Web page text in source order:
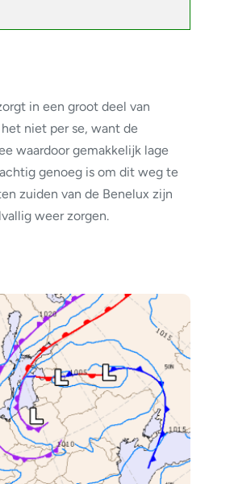
in een groot deel van
niet per se, want de
waardoor gemakkelijk lage
genoeg is om dit weg te
zuiden van de Benelux zijn
weer zorgen.